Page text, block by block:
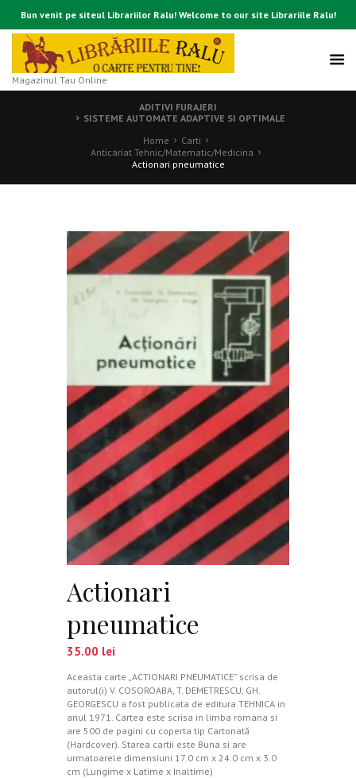
Bun venit pe siteul Librariilor Ralu! Welcome to our site Librariile Ralu!
Magazinul Tau Online
ADITIVI FURAJERI
SISTEME AUTOMATE ADAPTIVE SI OPTIMALE
Home
Carti
Anticariat Tehnic/Matematic/Medicina
Actionari pneumatice
Actionari
pneumatice
35.00 lei
Aceasta carte „ACTIONARI PNEUMATICE” scrisa de
autorul(i) V. COSOROABA, T. DEMETRESCU, GH.
GEORGESCU a fost publicata de editura TEHNICA in
anul 1971. Cartea este scrisa in limba romana si
are 500 de pagini cu coperta tip Cartonată
(Hardcover). Starea cartii este Buna si are
urmatoarele dimensiuni 17.0 cm x 24.0 cm x 3.0
cm (Lungime x Latime x Inaltime)